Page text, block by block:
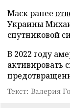
Маск ранее
Украины
спутниковой
В 2022 году
активировать
Текст: Валерия